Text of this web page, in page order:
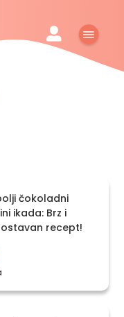
čokoladni
ikada: Brz i
recept!